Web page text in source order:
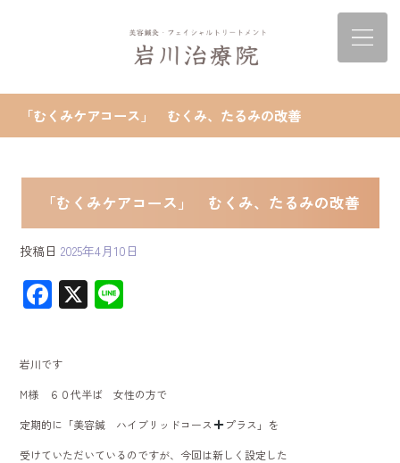
「むくみケアコース」 むくみ、たるみの改善
「むくみケアコース」 むくみ、たるみの改善
投稿日 2025年4月10日
F
ac
e
b
o
ok
X
岩川です
M様 ６０代半ば 女性の方で
定期的に「美容鍼 ハイブリッドコース
プラス」を
受けていただいているのですが、今回は新しく設定した